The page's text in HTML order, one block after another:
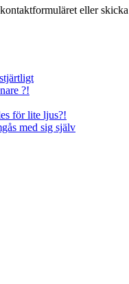
eller
?!
för lite ljus?!
med sig själv